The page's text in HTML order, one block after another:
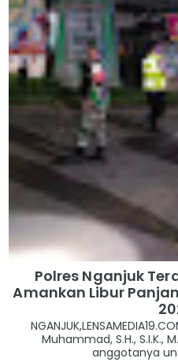
Polres Nganjuk
Amankan Libur
Muhammad, S.H., S.I.K.,
anggotanya